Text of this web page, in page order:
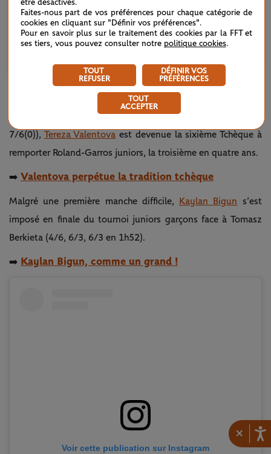
×
Victorieuse de son amie et compatriote Laura Samson (6/3,
7/6(0)), Tereza Valentova est devenue la sixième Tchèque à
remporter Roland-Garros juniors, la troisième en quatre ans.
➡️ Valentova perpétue la tradition tchèque
Malgré une première manche difficile, Kaylan Bigun s’est
imposé en finale du tournoi juniors garçons face à Tomasz
Berkieta (4/6, 6/3, 6/3 en 1h52).
➡️ Kaylan Bigun, comme un grand !
Voir cette publication sur Instagram
être désactivés.
Faites-nous part de vos préférences pour chaque catégorie de
cookies en cliquant sur "Définir vos préférences".
Pour en savoir plus sur le traitement des cookies par la FFT et
ses tiers, vous pouvez consulter notre politique cookies.
TOUT
REFUSER
DÉFINIR VOS
PRÉFÉRENCES
TOUT
ACCEPTER